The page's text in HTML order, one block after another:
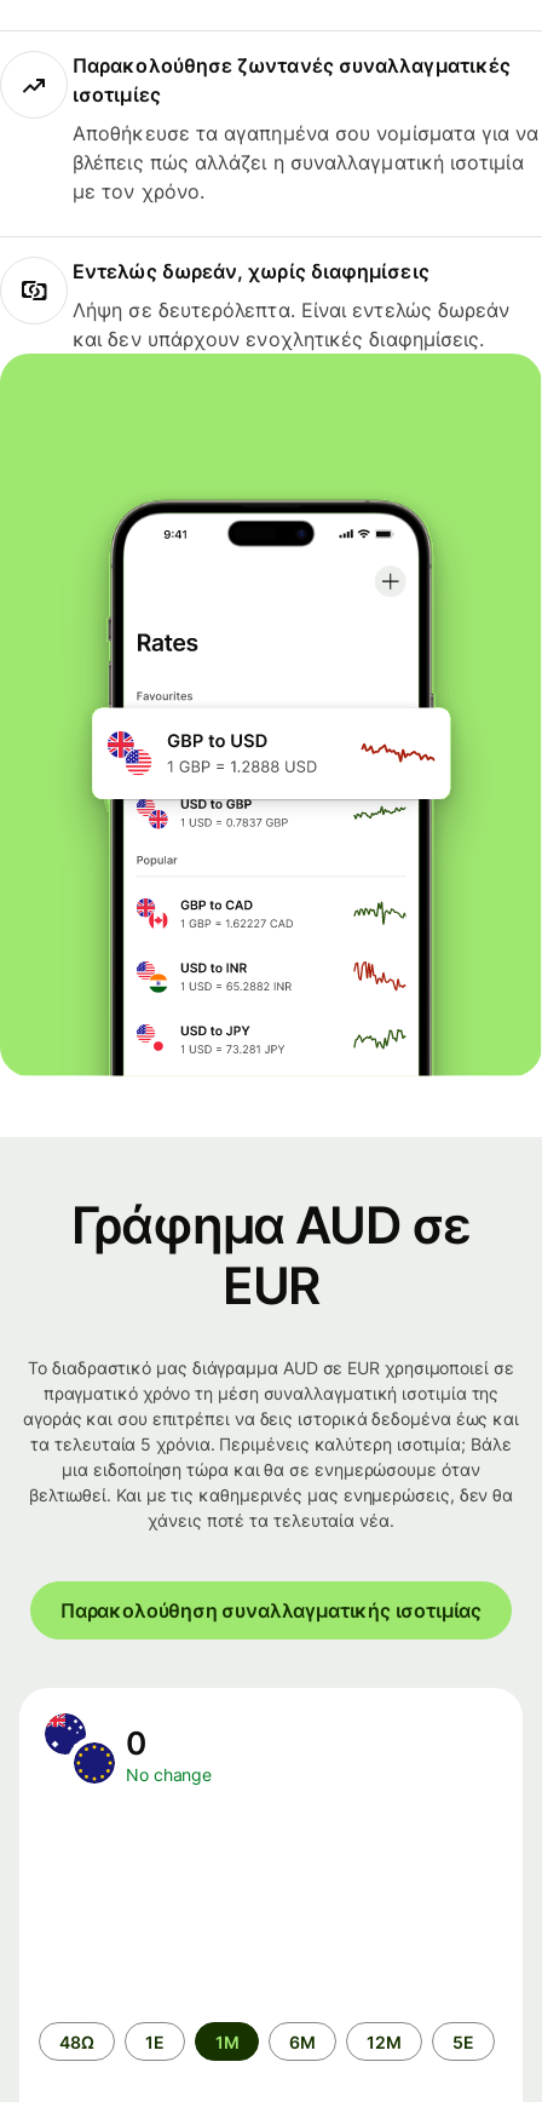
Παρακολούθησε ζωντανές συναλλαγματικές
ισοτιμίες
Αποθήκευσε τα αγαπημένα σου νομίσματα για να
βλέπεις πώς αλλάζει η συναλλαγματική ισοτιμία
με τον χρόνο.
Εντελώς δωρεάν, χωρίς διαφημίσεις
Λήψη σε δευτερόλεπτα. Είναι εντελώς δωρεάν
και δεν υπάρχουν ενοχλητικές διαφημίσεις.
Γράφημα AUD σε
EUR
Το διαδραστικό μας διάγραμμα AUD σε EUR χρησιμοποιεί σε
πραγματικό χρόνο τη μέση συναλλαγματική ισοτιμία της
αγοράς και σου επιτρέπει να δεις ιστορικά δεδομένα έως και
τα τελευταία 5 χρόνια. Περιμένεις καλύτερη ισοτιμία; Βάλε
μια ειδοποίηση τώρα και θα σε ενημερώσουμε όταν
βελτιωθεί. Και με τις καθημερινές μας ενημερώσεις, δεν θα
χάνεις ποτέ τα τελευταία νέα.
Παρακολούθηση συναλλαγματικής ισοτιμίας
0
No change
Time
period
48Ω 1Ε 1M 6M 12M 5Ε